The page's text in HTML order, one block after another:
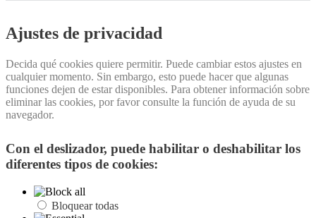
Ajustes de privacidad
Decida qué cookies quiere permitir. Puede cambiar estos ajustes en
cualquier momento. Sin embargo, esto puede hacer que algunas
funciones dejen de estar disponibles. Para obtener información sobre
eliminar las cookies, por favor consulte la función de ayuda de su
navegador.
Con el deslizador, puede habilitar o deshabilitar los
diferentes tipos de cookies:
Bloquear todas